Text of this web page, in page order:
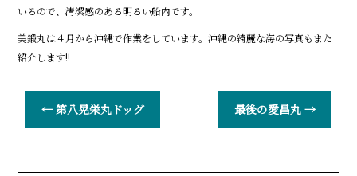
いるので、清潔感のある明るい船内です。
美鍛丸は４月から沖縄で作業をしています。沖縄の綺麗な海の写真もまた
紹介します!!
← 第八晃栄丸ドッグ 最後の愛昌丸 →